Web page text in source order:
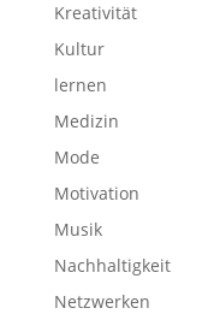
Kreativität
Kultur
lernen
Medizin
Mode
Motivation
Musik
Nachhaltigkeit
Netzwerken